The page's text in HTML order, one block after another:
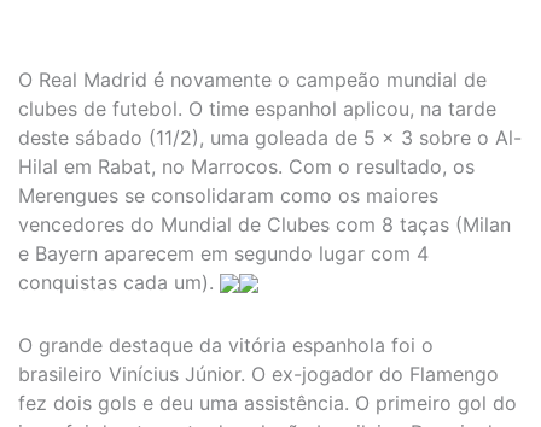
O Real Madrid é novamente o campeão mundial de
clubes de futebol. O time espanhol aplicou, na tarde
deste sábado (11/2), uma goleada de 5 x 3 sobre o Al-
Hilal em Rabat, no Marrocos. Com o resultado, os
Merengues se consolidaram como os maiores
vencedores do Mundial de Clubes com 8 taças (Milan
e Bayern aparecem em segundo lugar com 4
conquistas cada um).
O grande destaque da vitória espanhola foi o
brasileiro Vinícius Júnior. O ex-jogador do Flamengo
fez dois gols e deu uma assistência. O primeiro gol do